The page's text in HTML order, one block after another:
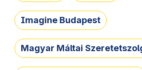
Imagine Budapest
Magyar Máltai